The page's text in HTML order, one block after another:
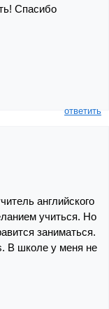
Спасибо
ответить
английского
учиться. Но
заниматься.
В школе у меня не